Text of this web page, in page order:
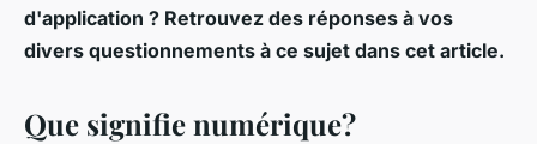
d'application ? Retrouvez des réponses à vos
divers questionnements à ce sujet dans cet article.
Que signifie numérique?